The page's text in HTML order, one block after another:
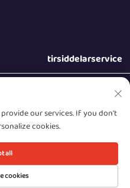
tirsiddelarservice
Sunday Campers Co.,
our services. If you don't
cookies.
cookies
all